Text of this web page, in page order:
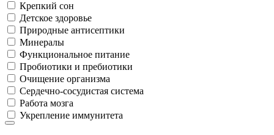
Крепкий сон
Детское здоровье
Природные антисептики
Минералы
Функциональное питание
Пробиотики и пребиотики
Очищение организма
Сердечно-сосудистая система
Работа мозга
Укрепление иммунитета